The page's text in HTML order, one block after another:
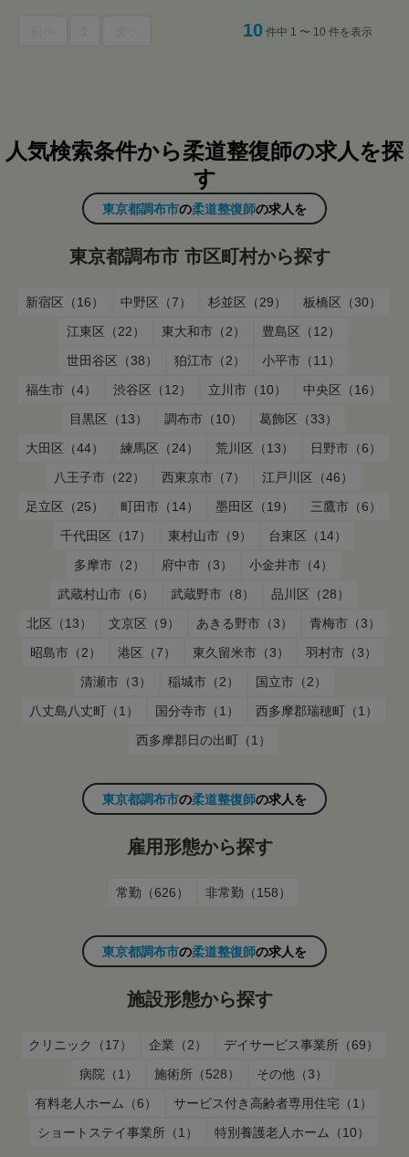
10 件中 1 〜 10 件を表示
人気検索条件から柔道整復師の求人を探
す
東京都調布市の柔道整復師の求人を
東京都調布市 市区町村から探す
新宿区（16） 中野区（7） 杉並区（29）
板橋区（30）
江東区（22）
東大和市（2）
豊島区（12）
世田谷区（38）
狛江市（2）
小平市（11）
福生市（4）
渋谷区（12） 立川市（10）
中央区（16）
目黒区（13）
調布市（10）
葛飾区（33）
大田区（44）
練馬区（24） 荒川区（13）
日野市（6）
八王子市（22）
西東京市（7）
江戸川区（46）
足立区（25）
町田市（14） 墨田区（19）
三鷹市（6）
千代田区（17）
東村山市（9）
台東区（14）
多摩市（2）
府中市（3）
小金井市（4）
武蔵村山市（6）
武蔵野市（8）
品川区（28）
北区（13）
文京区（9） あきる野市（3）
青梅市（3）
昭島市（2）
港区（7） 東久留米市（3）
羽村市（3）
清瀬市（3）
稲城市（2）
国立市（2）
八丈島八丈町（1）
国分寺市（1）
西多摩郡瑞穂町（1）
西多摩郡日の出町（1）
東京都調布市の柔道整復師の求人を
雇用形態から探す
常勤（626） 非常勤（158）
東京都調布市の柔道整復師の求人を
施設形態から探す
クリニック（17） 企業（2）
デイサービス事業所（69）
病院（1）
施術所（528）
その他（3）
有料老人ホーム（6）
サービス付き高齢者専用住宅（1）
ショートステイ事業所（1）
特別養護老人ホーム（10）